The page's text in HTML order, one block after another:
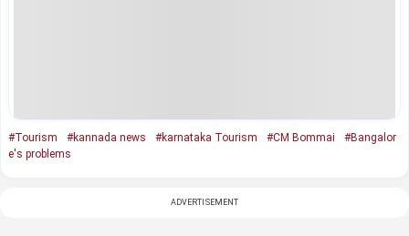
#Tourism #kannada news #karnataka Tourism #CM Bommai
#Bangalor
e's problems
ADVERTISEMENT